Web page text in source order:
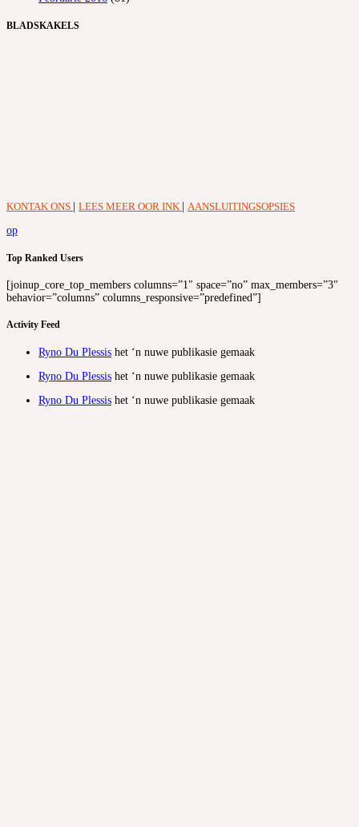
BLADSKAKELS
KONTAK ONS LEES MEER OOR INK
AANSLUITINGSOPSIES
op
Top Ranked Users
[joinup_core_top_members columns=”1″ space=”no” max_members=”3″
behavior=”columns” columns_responsive=”predefined”]
Activity Feed
Ryno Du Plessis het ‘n nuwe publikasie gemaak
Ryno Du Plessis het ‘n nuwe publikasie gemaak
Ryno Du Plessis het ‘n nuwe publikasie gemaak